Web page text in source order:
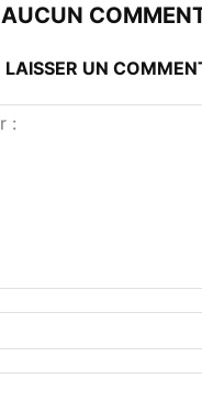
AUCUN
LAISSER UN